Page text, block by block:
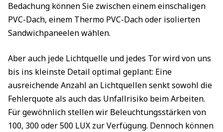
Bedachung können Sie zwischen einem einschaligen
PVC-Dach, einem Thermo PVC-Dach oder isolierten
Sandwichpaneelen wählen.
Aber auch jede Lichtquelle und jedes Tor wird von uns
bis ins kleinste Detail optimal geplant: Eine
ausreichende Anzahl an Lichtquellen senkt sowohl die
Fehlerquote als auch das Unfallrisiko beim Arbeiten.
Für gewöhnlich stellen wir Beleuchtungsstärken von
100, 300 oder 500 LUX zur Verfügung. Dennoch können